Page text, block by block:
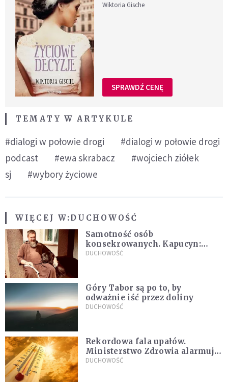
Wiktoria Gische
SPRAWDŹ CENĘ
TEMATY W ARTYKULE
#dialogi w połowie drogi
#dialogi w połowie drogi
podcast
#ewa skrabacz
#wojciech ziółek
sj
#wybory życiowe
WIĘCEJ W:DUCHOWOŚĆ
Samotność osób
konsekrowanych. Kapucyn:
Życie w pojedynkę rzadko jest
DUCHOWOŚĆ
Góry Tabor są po to, by
odważnie iść przez doliny
DUCHOWOŚĆ
Rekordowa fala upałów.
Ministerstwo Zdrowia alarmuje
po doświadczeniach z czerwca
DUCHOWOŚĆ